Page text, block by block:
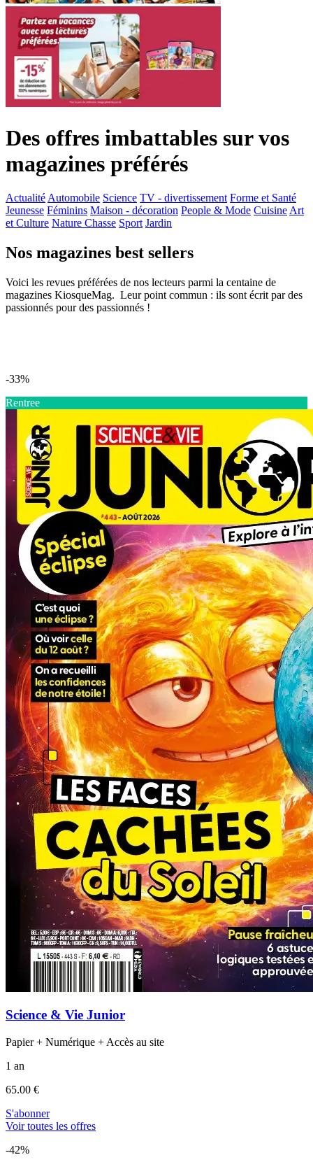
Des offres imbattables sur vos
magazines préférés
Actualité Automobile Science TV - divertissement Forme et Santé
Jeunesse Féminins Maison - décoration People & Mode Cuisine Art
et Culture Nature Chasse Sport Jardin
Nos magazines best sellers
Voici les revues préférées de nos lecteurs parmi la centaine de
magazines KiosqueMag. Leur point commun : ils sont écrit par des
passionnés pour des passionnés !
-33%
Rentree
Science & Vie Junior
Papier + Numérique + Accès au site
1 an
65.00 €
S'abonner
Voir toutes les offres
-42%